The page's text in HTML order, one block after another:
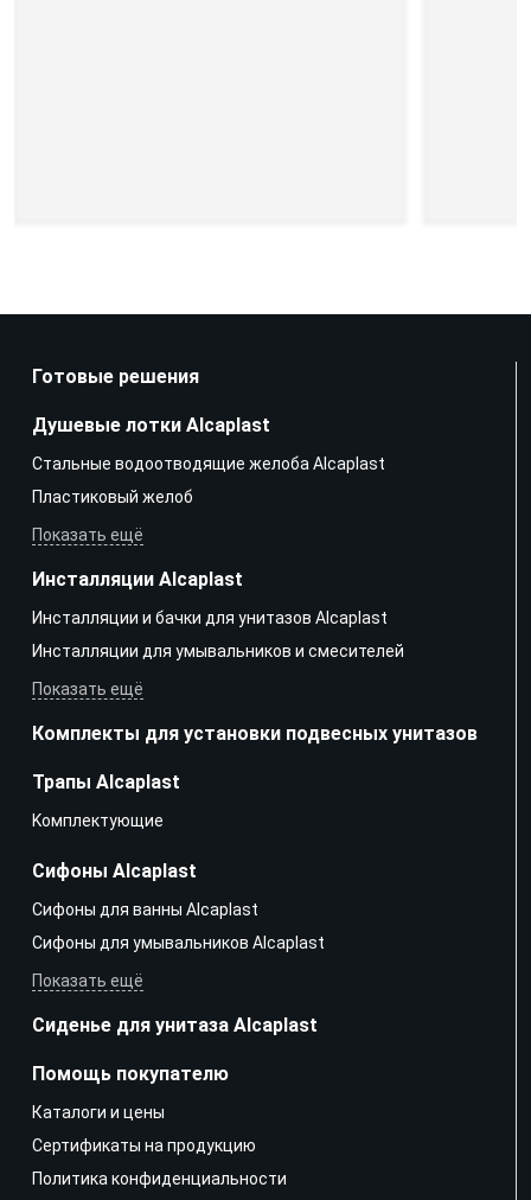
Готовые решения
Душевые лотки Alcaplast
Стальные водоотводящие желоба Alcaplast
Пластиковый желоб
Показать ещё
Инсталляции Alcaplast
Инсталляции и бачки для унитазов Alcaplast
Инсталляции для умывальников и смесителей
Показать ещё
Комплекты для установки подвесных унитазов
Трапы Alcaplast
Kомплектующие
Сифоны Alcaplast
Сифоны для ванны Alcaplast
Сифоны для умывальников Alcaplast
Показать ещё
Сиденье для унитаза Alcaplast
Помощь покупателю
Каталоги и цены
Сертификаты на продукцию
Политика конфиденциальности